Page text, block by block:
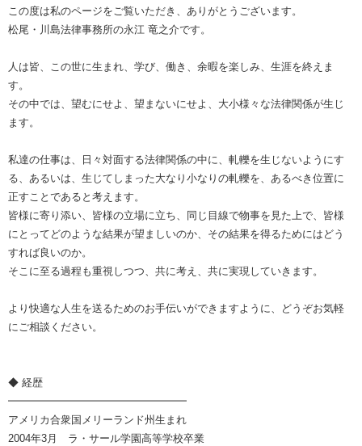
この度は私のページをご覧いただき、ありがとうございます。
松尾・川島法律事務所の永江 竜之介です。
人は皆、この世に生まれ、学び、働き、余暇を楽しみ、生涯を終えま
す。
その中では、望むにせよ、望まないにせよ、大小様々な法律関係が生じ
ます。
私達の仕事は、日々対面する法律関係の中に、軋轢を生じないようにす
る、あるいは、生じてしまった大なり小なりの軋轢を、あるべき位置に
正すことであると考えます。
皆様に寄り添い、皆様の立場に立ち、同じ目線で物事を見た上で、皆様
にとってどのような結果が望ましいのか、その結果を得るためにはどう
すれば良いのか。
そこに至る過程も重視しつつ、共に考え、共に実現していきます。
より快適な人生を送るためのお手伝いができますように、どうぞお気軽
にご相談ください。
◆ 経歴
━━━━━━━━━━━━━━━━━
アメリカ合衆国メリーランド州生まれ
2004年3月 ラ・サール学園高等学校卒業